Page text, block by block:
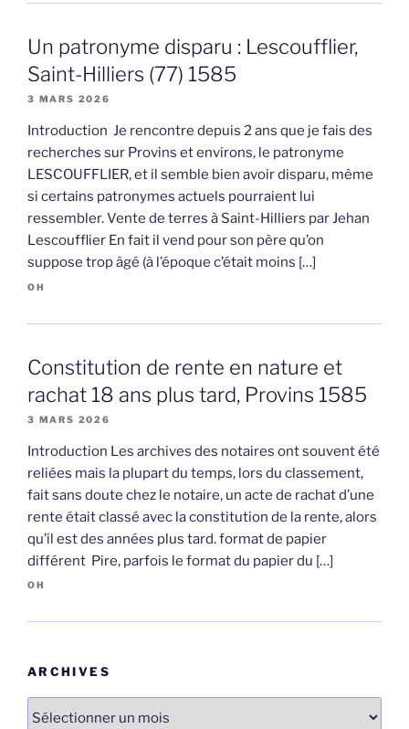
Un patronyme disparu : Lescoufflier,
Saint-Hilliers (77) 1585
3 MARS 2026
Introduction Je rencontre depuis 2 ans que je fais des
recherches sur Provins et environs, le patronyme
LESCOUFFLIER, et il semble bien avoir disparu, même
si certains patronymes actuels pourraient lui
ressembler. Vente de terres à Saint-Hilliers par Jehan
Lescoufflier En fait il vend pour son père qu’on
suppose trop âgé (à l’époque c’était moins […]
OH
Constitution de rente en nature et
rachat 18 ans plus tard, Provins 1585
3 MARS 2026
Introduction Les archives des notaires ont souvent été
reliées mais la plupart du temps, lors du classement,
fait sans doute chez le notaire, un acte de rachat d’une
rente était classé avec la constitution de la rente, alors
qu’il est des années plus tard. format de papier
différent Pire, parfois le format du papier du […]
OH
ARCHIVES